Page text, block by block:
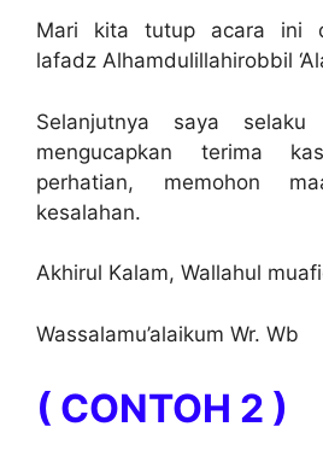
Mari kita tutup acara ini
lafadz Alhamdulillahirobbil
Selanjutnya saya selaku
mengucapkan terima
perhatian, memohon
kesalahan.
Akhirul Kalam, Wallahul
Wassalamu’alaikum Wr. Wb
( CONTOH 2 )